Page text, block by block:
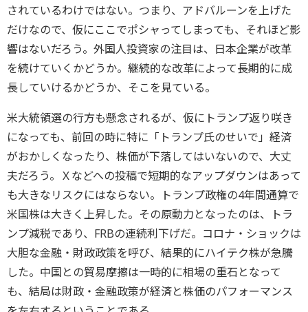
されているわけではない。つまり、アドバルーンを上げた
だけなので、仮にここでポシャってしまっても、それほど影
響はないだろう。外国人投資家の注目は、日本企業が改革
を続けていくかどうか。継続的な改革によって長期的に成
長していけるかどうか、そこを見ている。
米大統領選の行方も懸念されるが、仮にトランプ返り咲き
になっても、前回の時に特に「トランプ氏のせいで」経済
がおかしくなったり、株価が下落してはいないので、大丈
夫だろう。Ｘなどへの投稿で短期的なアップダウンはあって
も大きなリスクにはならない。トランプ政権の4年間通算で
米国株は大きく上昇した。その原動力となったのは、トラ
ンプ減税であり、FRBの連続利下げだ。コロナ・ショックは
大胆な金融・財政政策を呼び、結果的にハイテク株が急騰
した。中国との貿易摩擦は一時的に相場の重石となって
も、結局は財政・金融政策が経済と株価のパフォーマンス